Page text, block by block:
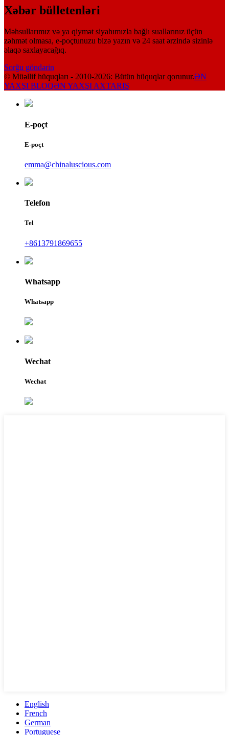
Xəbər bülletenləri
Məhsullarımız və ya qiymət siyahımızla bağlı suallarınız üçün
zəhmət olmasa, e-poçtunuzu bizə yazın və 24 saat ərzində sizinlə
əlaqə saxlayacağıq.
Sorğu göndərin
© Müəllif hüquqları - 2010-2026: Bütün hüquqlar qorunur.ƏN
YAXŞI BLOQƏN YAXŞI AXTARIŞ
E-poçt
E-poçt
emma@chinaluscious.com
Telefon
Tel
+8613791869655
Whatsapp
Whatsapp
Wechat
Wechat
English
French
German
Portuguese